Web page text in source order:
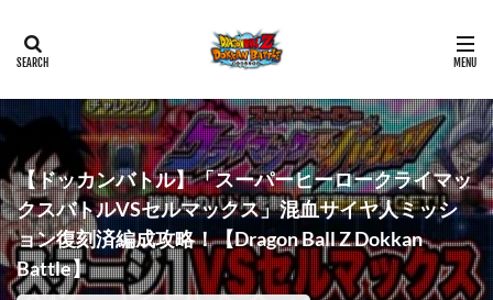
【ドッカンバトル】「スーパーヒーロークライマッ
クスバトルVSセルマックス」混血サイヤ人ミッシ
ョン復刻済編成攻略！【Dragon Ball Z Dokkan
Battle】